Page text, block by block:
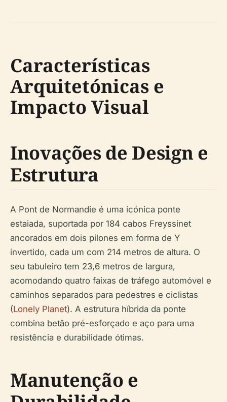
Características
Arquitetónicas e
Impacto Visual
Inovações de Design e
Estrutura
A Pont de Normandie é uma icónica ponte
estaiada, suportada por 184 cabos Freyssinet
ancorados em dois pilones em forma de Y
invertido, cada um com 214 metros de altura. O
seu tabuleiro tem 23,6 metros de largura,
acomodando quatro faixas de tráfego automóvel e
caminhos separados para pedestres e ciclistas
(Lonely Planet). A estrutura híbrida da ponte
combina betão pré-esforçado e aço para uma
resistência e durabilidade ótimas.
Manutenção e